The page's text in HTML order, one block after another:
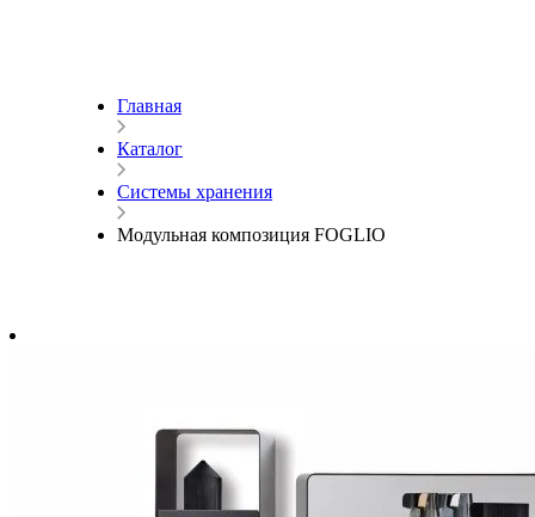
Главная
Каталог
Системы хранения
Модульная композиция FOGLIO